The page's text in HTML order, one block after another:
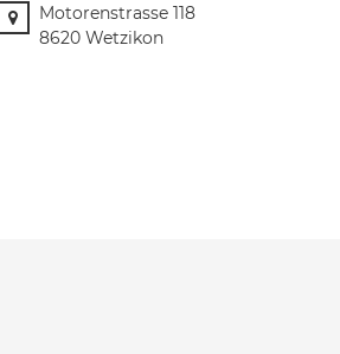
Motorenstrasse 118
8620 Wetzikon